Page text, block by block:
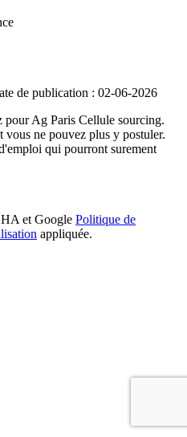
de publication : 02-06-2026
pour Ag Paris Cellule sourcing.
vous ne pouvez plus y postuler.
qui pourront surement
et Google Politique de
appliquée.